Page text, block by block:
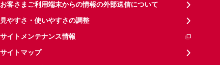
お客さまご利用端末からの情報の外部送信について
見やすさ・使いやすさの調整
サイトメンテナンス情報
サイトマップ